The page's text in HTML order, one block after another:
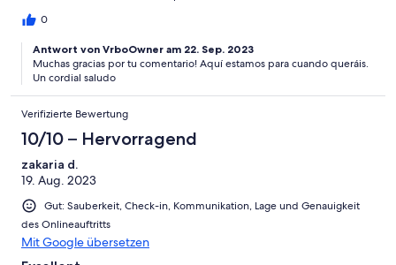
0
Antwort von VrboOwner am 22. Sep. 2023
Muchas gracias por tu comentario! Aquí estamos para cuando queráis.
Un cordial saludo
Verifizierte Bewertung
10/10 – Hervorragend
zakaria d.
19. Aug. 2023
Gut: Sauberkeit, Check-in, Kommunikation, Lage und Genauigkeit
des Onlineauftritts
Mit Google übersetzen